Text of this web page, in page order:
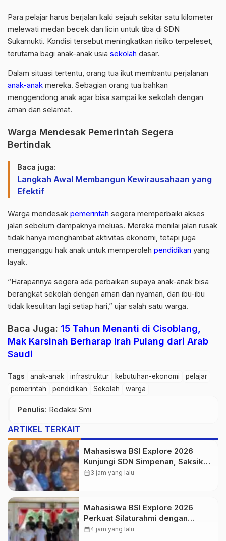
Para pelajar harus berjalan kaki sejauh sekitar satu kilometer
melewati medan becek dan licin untuk tiba di SDN
Sukamukti. Kondisi tersebut meningkatkan risiko terpeleset,
terutama bagi anak-anak usia sekolah dasar.
Dalam situasi tertentu, orang tua ikut membantu perjalanan
anak-anak mereka. Sebagian orang tua bahkan
menggendong anak agar bisa sampai ke sekolah dengan
aman dan selamat.
Warga Mendesak Pemerintah Segera
Bertindak
Baca juga:
Langkah Awal Membangun Kewirausahaan yang
Efektif
Warga mendesak pemerintah segera memperbaiki akses
jalan sebelum dampaknya meluas. Mereka menilai jalan rusak
tidak hanya menghambat aktivitas ekonomi, tetapi juga
mengganggu hak anak untuk memperoleh pendidikan yang
layak.
“Harapannya segera ada perbaikan supaya anak-anak bisa
berangkat sekolah dengan aman dan nyaman, dan ibu-ibu
tidak kesulitan lagi setiap hari,” ujar salah satu warga.
Baca Juga: 15 Tahun Menanti di Cisoblang,
Mak Karsinah Berharap Irah Pulang dari Arab
Saudi
Tags anak-anak infrastruktur kebutuhan-ekonomi
pelajar
pemerintah
pendidikan Sekolah warga
Penulis: Redaksi Smi
ARTIKEL TERKAIT
Mahasiswa BSI Explore 2026
Kunjungi SDN Simpenan, Saksikan
Persiapan Lomba Pramuka
calendar_month3 jam yang lalu
Mahasiswa BSI Explore 2026
Perkuat Silaturahmi dengan
Pemerintah Desa Purwasedar
calendar_month4 jam yang lalu